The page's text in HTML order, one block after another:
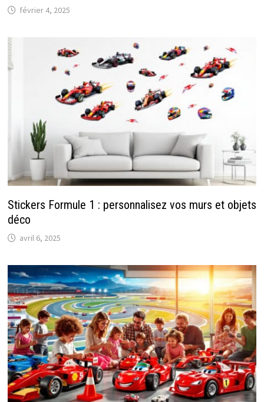
février 4, 2025
Stickers Formule 1 : personnalisez vos murs et objets
déco
avril 6, 2025